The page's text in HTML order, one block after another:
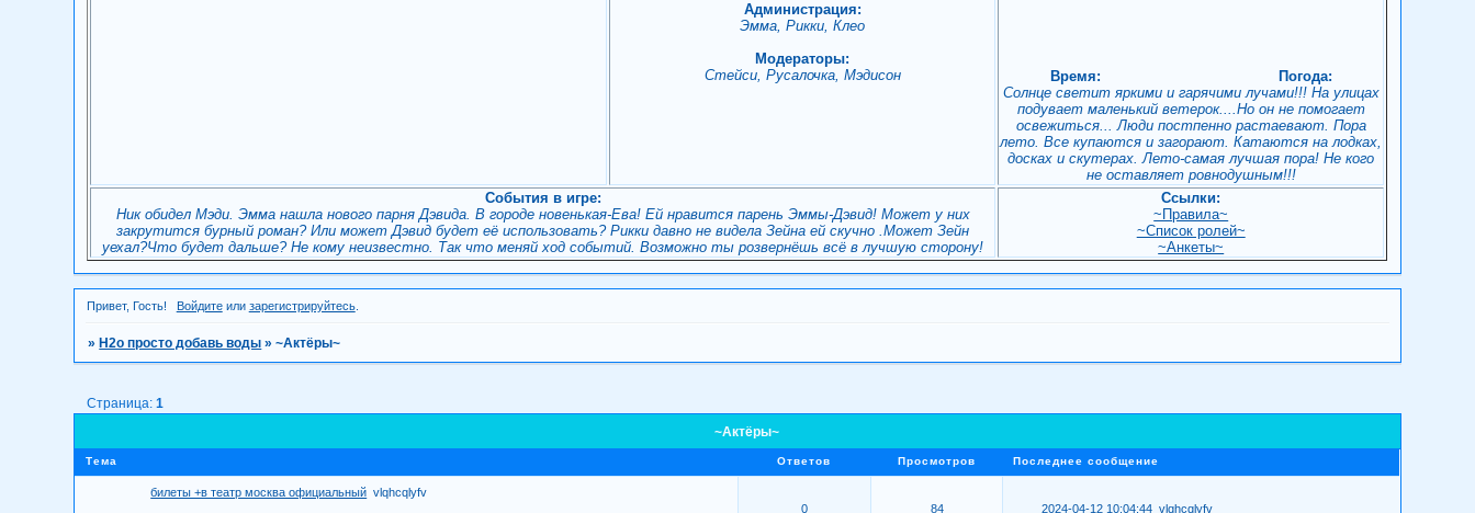
Администрация:
Эмма, Рикки, Клео
Модераторы:
Стейси, Русалочка, Мэдисон
Время:
Погода:
Солнце светит яркими и гарячими лучами!!! На улицах
подувает маленький ветерок....Но он не помогает
освежиться... Люди постпенно растаевают. Пора
лето. Все купаются и загорают. Катаются на лодках,
досках и скутерах. Лето-самая лучшая пора! Не кого
не оставляет ровнодушным!!!
События в игре:
Ник обидел Мэди. Эмма нашла нового парня Дэвида. В городе новенькая-Ева! Ей нравится парень Эммы-Дэвид! Может у них
закрутится бурный роман? Или может Дэвид будет её использовать? Рикки давно не видела Зейна ей скучно .Может Зейн
уехал?Что будет дальше? Не кому неизвестно. Так что меняй ход событий. Возможно ты розвернёшь всё в лучшую сторону!
Ссылки:
~Правила~
~Список ролей~
~Анкеты~
Привет, Гость! Войдитеили зарегистрируйтесь.
» H2о просто добавь воды »~Актёры~
~Актёры~
Страница:1
Тема Ответов Просмотров Последнее сообщение
билеты +в театр москва официальный vlqhcqlyfv
0
84 2024-04-12 10:04:44 vlqhcqlyfv